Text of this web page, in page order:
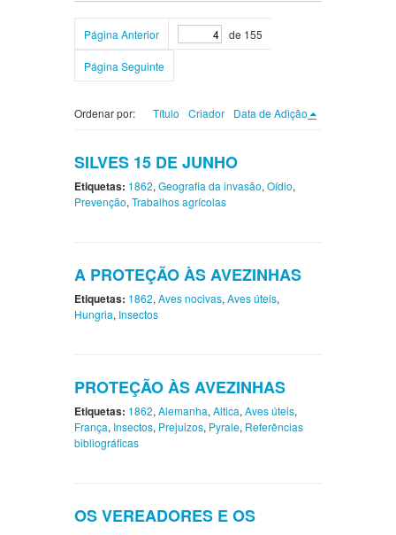
Página Anterior de 155
Página Seguinte
Ordenar por: Título Criador Data de Adição
SILVES 15 DE JUNHO
Etiquetas: 1862, Geografia da invasão, Oídio,
Prevenção, Trabalhos agrícolas
A PROTEÇÃO ÀS AVEZINHAS
Etiquetas: 1862, Aves nocivas, Aves úteis,
Hungria, Insectos
PROTEÇÃO ÀS AVEZINHAS
Etiquetas: 1862, Alemanha, Altica, Aves úteis,
França, Insectos, Prejuizos, Pyrale, Referências
bibliográficas
OS VEREADORES E OS